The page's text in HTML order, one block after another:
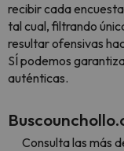
recibir cada
tal cual, filtrando
resultar ofensivas
SÍ podemos
auténticas.
Consulta las más